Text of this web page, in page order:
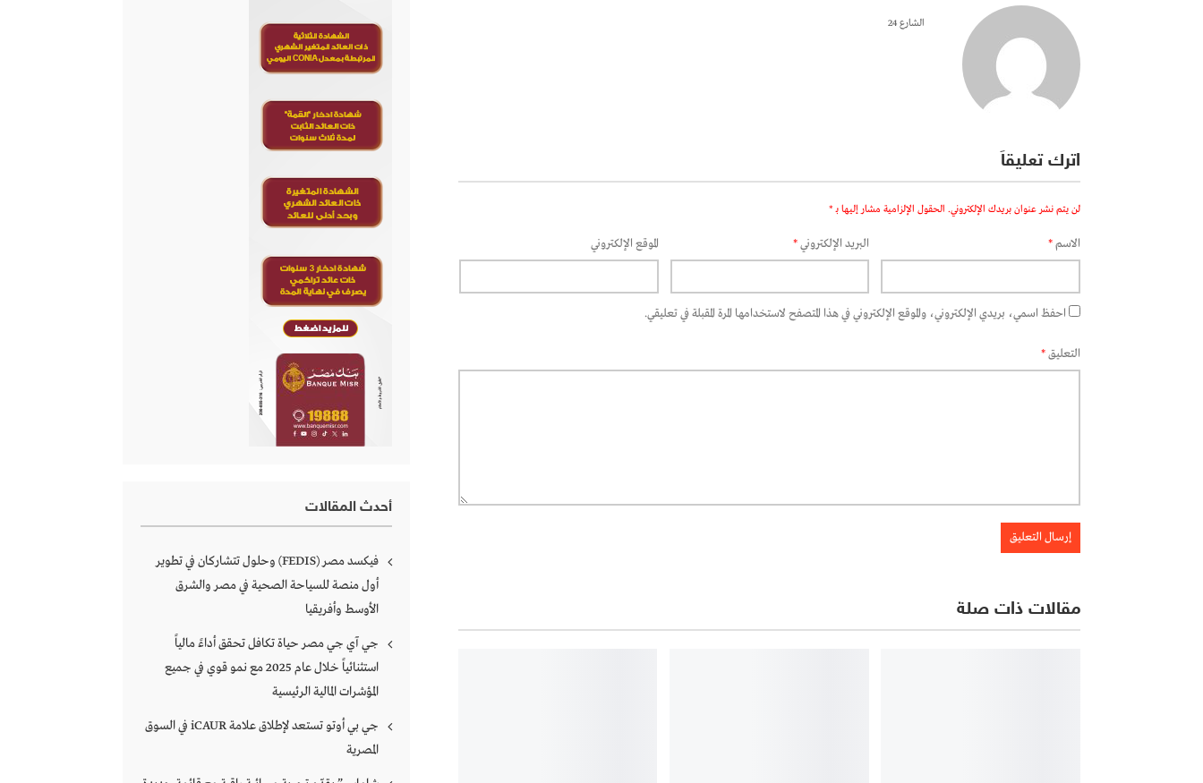
الشارع 24
اترك تعليقاً
لن يتم نشر عنوان بريدك الإلكتروني. الحقول الإلزامية مشار إليها بـ *
الاسم* البريد الإلكتروني* الموقع الإلكتروني
احفظ اسمي، بريدي الإلكتروني، والموقع الإلكتروني في هذا المتصفح لاستخدامها المرة المقبلة في تعليقي.
التعليق*
مقالات ذات صلة
أحدث المقالات
فيكسد مصر (FEDIS) وحلول تتشاركان في تطوير
أول منصة للسياحة الصحية في مصر والشرق
الأوسط وأفريقيا
جي آي جي مصر حياة تكافل تحقق أداءً مالياً
استثنائياً خلال عام 2025 مع نمو قوي في جميع
المؤشرات المالية الرئيسية
جي بي أوتو تستعد لإطلاق علامة iCAUR في السوق
المصرية